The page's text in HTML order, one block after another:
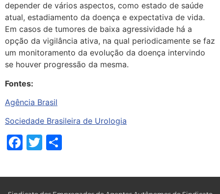
depender de vários aspectos, como estado de saúde
atual, estadiamento da doença e expectativa de vida.
Em casos de tumores de baixa agressividade há a
opção da vigilância ativa, na qual periodicamente se faz
um monitoramento da evolução da doença intervindo
se houver progressão da mesma.
Fontes:
Agência Brasil
Sociedade Brasileira de Urologia
Facebook
Twitter